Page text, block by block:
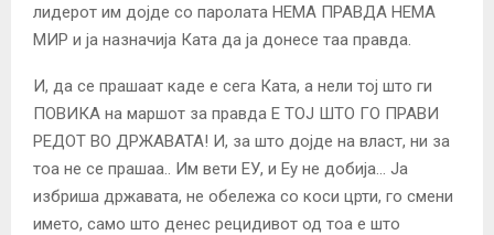
лидерот им дојде со паролата НЕМА ПРАВДА НЕМА
МИР и ја назначија Ката да ја донесе таа правда.
И, да се прашаат каде е сега Ката, а нели тој што ги
ПОВИКА на маршот за правда Е ТОЈ ШТО ГО ПРАВИ
РЕДОТ ВО ДРЖАВАТА! И, за што дојде на власт, ни за
тоа не се прашаа.. Им вети ЕУ, и Еу не добија… Ја
избриша државата, не обележа со коси црти, го смени
името, само што денес рецидивот од тоа е што